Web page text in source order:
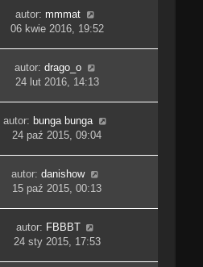
autor: mmmat
06 kwie 2016, 19:52
autor:drago_o
24 lut 2016, 14:13
autor: bunga bunga
24 paź 2015, 09:04
autor:danishow
15 paź 2015, 00:13
autor: FBBBT
24 sty 2015, 17:53